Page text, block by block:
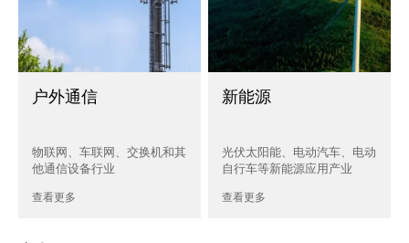
户外通信
物联网、车联网、交换机和其
他通信设备行业
查看更多
新能源
光伏太阳能、电动汽车、电动
自行车等新能源应用产业
查看更多